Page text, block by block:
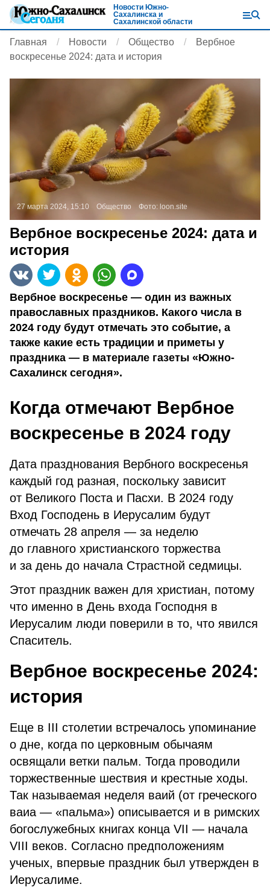
Новости Южно-
Сахалинска и
Сахалинской области
Главная Новости Общество
Вербное
воскресенье 2024: дата и история
27 марта 2024, 15:10 Общество Фото: loon.site
Вербное воскресенье 2024: дата и
история
Вербное воскресенье — один из важных
православных праздников. Какого числа в
2024 году будут отмечать это событие, а
также какие есть традиции и приметы у
праздника — в материале газеты «Южно-
Сахалинск сегодня».
Когда отмечают Вербное
воскресенье в 2024 году
Дата празднования Вербного воскресенья
каждый год разная, поскольку зависит
от Великого Поста и Пасхи. В 2024 году
Вход Господень в Иерусалим будут
отмечать 28 апреля — за неделю
до главного христианского торжества
и за день до начала Страстной седмицы.
Этот праздник важен для христиан, потому
что именно в День входа Господня в
Иерусалим люди поверили в то, что явился
Спаситель.
Вербное воскресенье 2024:
история
Еще в III столетии встречалось упоминание
о дне, когда по церковным обычаям
освящали ветки пальм. Тогда проводили
торжественные шествия и крестные ходы.
Так называемая неделя ваий (от греческого
ваиа — «пальма») описывается и в римских
богослужебных книгах конца VII — начала
VIII веков. Согласно предположениям
ученых, впервые праздник был утвержден в
Иерусалиме.